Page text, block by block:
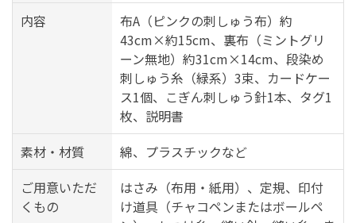
内容
布A（ピンクの刺しゅう布）約
43cm×約15cm、裏布（ミントグリ
ーン無地）約31cm×14cm、段染め
刺しゅう糸（緑系）3束、カードケー
ス1個、こぎん刺しゅう針1本、タグ1
枚、説明書
素材・材質
綿、プラスチックなど
ご用意いただ
くもの
はさみ（布用・紙用）、定規、印付
け道具（チャコペンまたはボールペ